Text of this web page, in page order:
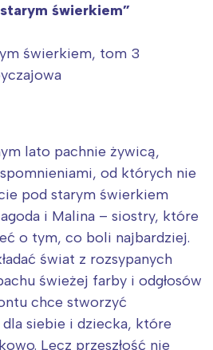
świerkiem”
świerkiem, tom 3
lato pachnie żywicą,
od których nie
pod starym świerkiem
i Malina – siostry, które
o tym, co boli najbardziej.
świat z rozsypanych
świeżej farby i odgłosów
chce stworzyć
siebie i dziecka, które
Lecz przeszłość nie